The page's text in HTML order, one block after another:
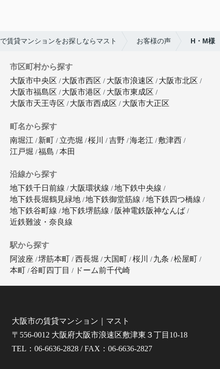
賃貸マンションをお探しならマスト お客様の声 H・M様
市区町村から探す
大阪市中央区
大阪市西区 大阪市浪速区
大阪市北区
大阪市福島区
大阪市港区
大阪市東成区
大阪市天王寺区
大阪市西成区 大阪市大正区
町名から探す
南堀江
新町 立売堀 桜川 吉野 海老江
敷津西
江戸堀
福島 本田
沿線から探す
地下鉄千日前線
大阪環状線 地下鉄中央線
地下鉄長堀鶴見緑地
地下鉄御堂筋線 地下鉄四つ橋線
地下鉄谷町線
地下鉄堺筋線 阪神電鉄阪神なんば
近鉄難波・奈良線
駅から探す
阿波座
堺筋本町 西長堀 大国町 桜川 九条
松屋町
本町
谷町四丁目 ドーム前千代崎
大阪市の賃貸マンション｜マスト
〒556-0012 大阪府大阪市浪速区敷津東３丁目10-18
TEL：06-6636-2828 / FAX：06-6636-2827